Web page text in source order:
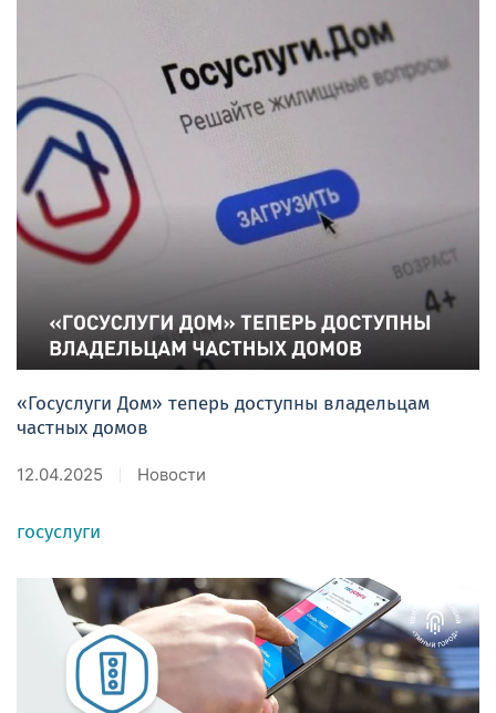
«Госуслуги Дом» теперь доступны владельцам
частных домов
12.04.2025 Новости
госуслуги